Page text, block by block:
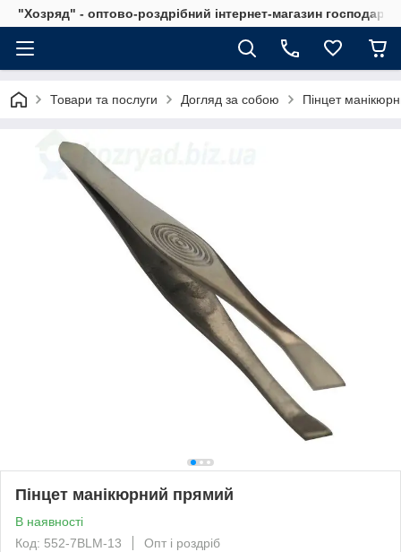
"Хозряд" - оптово-роздрібний інтернет-магазин
Товари та послуги Догляд за собою Пінцет
Пінцет манікюрний прямий
В наявності
Код: 552-7BLM-13
Опт і роздріб